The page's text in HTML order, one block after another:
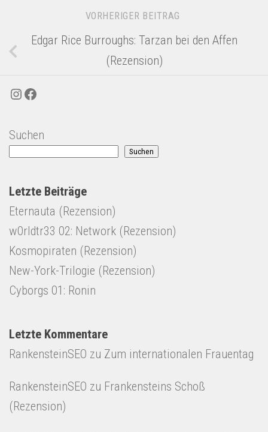
VORHERIGER BEITRAG
Edgar Rice Burroughs: Tarzan bei den Affen
(Rezension)
Instagram
Facebook
Suchen
Suchen
Letzte Beiträge
Eternauta (Rezension)
w0rldtr33 02: Network (Rezension)
Kosmopiraten (Rezension)
New-York-Trilogie (Rezension)
Cyborgs 01: Ronin
Letzte Kommentare
RankensteinSEO zu Zum internationalen Frauentag
RankensteinSEO zu Frankensteins Schoß
(Rezension)